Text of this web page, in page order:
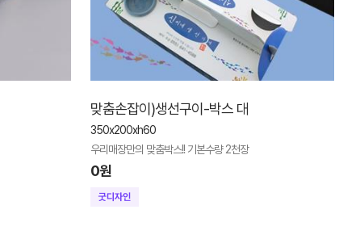
맞춤손잡이)생선구이-박스 대
350x200xh60
우리매장만의 맞춤박스!! 기본수량 2천장
0원